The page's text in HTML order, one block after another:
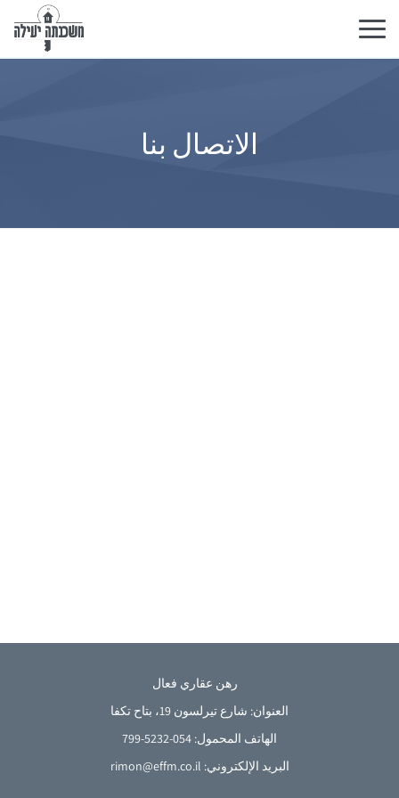
تبديل
التنقل
الاتصال بنا
رهن عقاري فعال
العنوان: شارع تيرلسون 19، بتاح تكفا
الهاتف المحمول: 054-5232-799
البريد الإلكتروني: rimon@effm.co.il